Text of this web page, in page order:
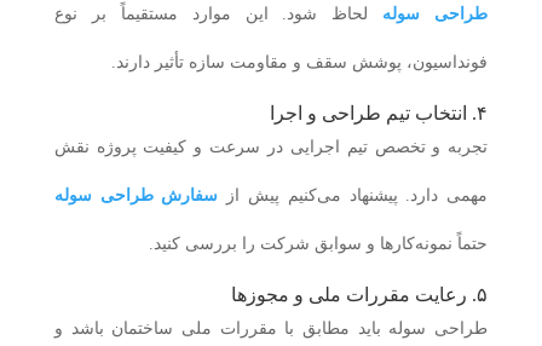
طراحی سوله لحاظ شود. این موارد مستقیماً بر نوع
فونداسیون، پوشش سقف و مقاومت سازه تأثیر دارند.
۴. انتخاب تیم طراحی و اجرا
تجربه و تخصص تیم اجرایی در سرعت و کیفیت پروژه نقش
مهمی دارد. پیشنهاد می‌کنیم پیش از سفارش طراحی سوله
حتماً نمونه‌کارها و سوابق شرکت را بررسی کنید.
۵. رعایت مقررات ملی و مجوزها
طراحی سوله باید مطابق با مقررات ملی ساختمان باشد و